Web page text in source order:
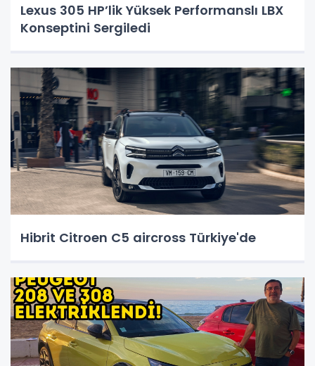
Lexus 305 HP’lik Yüksek Performanslı LBX
Konseptini Sergiledi
Hibrit Citroen C5 aircross Türkiye'de